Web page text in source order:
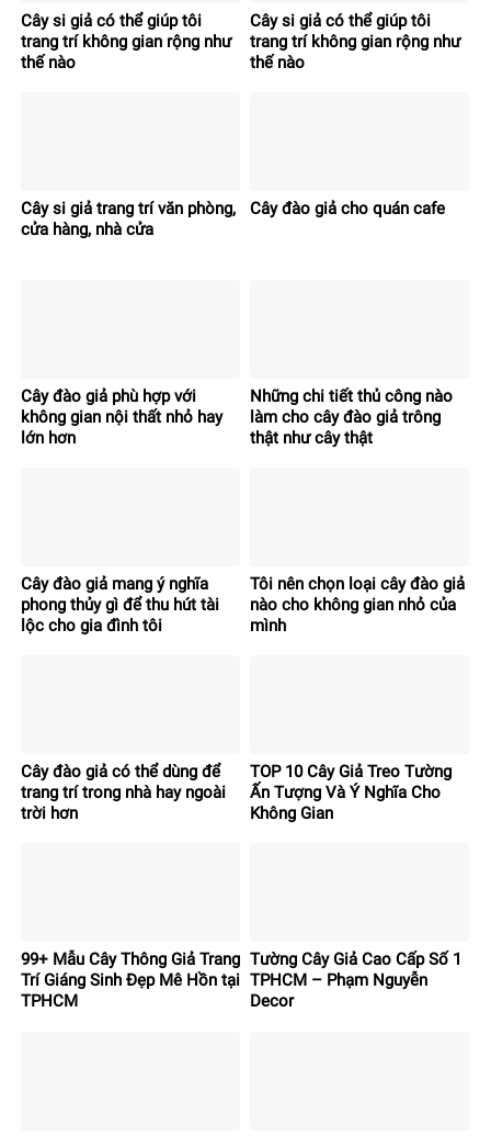
Cây si giả có thể giúp tôi
trang trí không gian rộng như
thế nào
Cây si giả có thể giúp tôi
trang trí không gian rộng như
thế nào
Cây si giả trang trí văn phòng,
cửa hàng, nhà cửa
Cây đào giả cho quán cafe
Cây đào giả phù hợp với
không gian nội thất nhỏ hay
lớn hơn
Những chi tiết thủ công nào
làm cho cây đào giả trông
thật như cây thật
Cây đào giả mang ý nghĩa
phong thủy gì để thu hút tài
lộc cho gia đình tôi
Tôi nên chọn loại cây đào giả
nào cho không gian nhỏ của
mình
Cây đào giả có thể dùng để
trang trí trong nhà hay ngoài
trời hơn
TOP 10 Cây Giả Treo Tường
Ấn Tượng Và Ý Nghĩa Cho
Không Gian
99+ Mẫu Cây Thông Giả Trang
Trí Giáng Sinh Đẹp Mê Hồn tại
TPHCM
Tường Cây Giả Cao Cấp Số 1
TPHCM – Phạm Nguyễn
Decor